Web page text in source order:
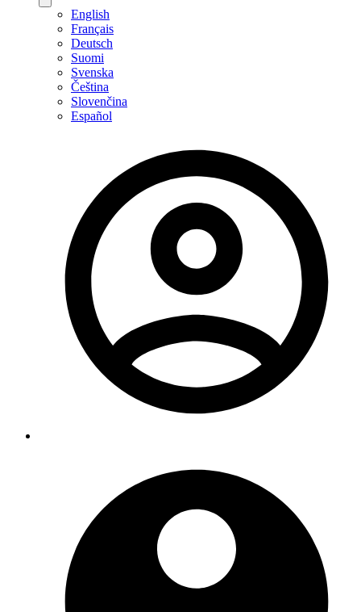
English
Français
Deutsch
Suomi
Svenska
Čeština
Slovenčina
Español